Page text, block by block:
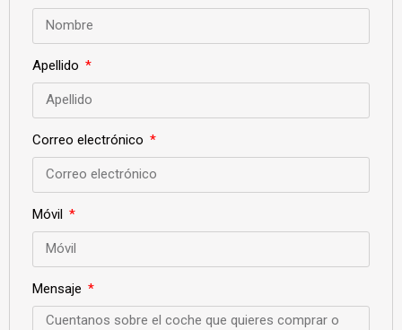
Apellido
Correo electrónico
Móvil
Mensaje